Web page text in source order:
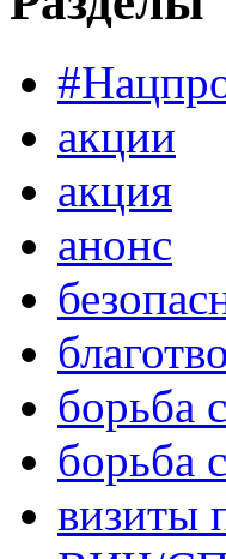
акции
акция
анонс
борьба
борьба
визиты